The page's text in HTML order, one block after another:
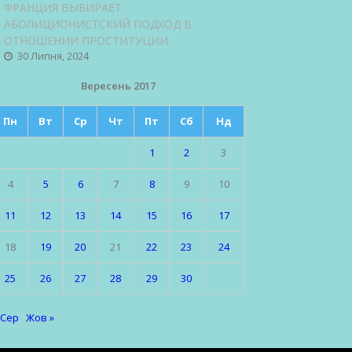
ФРАНЦИЯ ВЫБИРАЕТ
АБОЛИЦИОНИСТСКИЙ ПОДХОД В
ОТНОШЕНИИ ПРОСТИТУЦИИ.
30 Липня, 2024
Вересень 2017
Пн Вт Ср Чт Пт Сб Нд
1 2 3
4 5 6 7 8 9 10
11 12 13 14 15 16 17
18 19 20 21 22 23 24
25 26 27 28 29 30
Жов »